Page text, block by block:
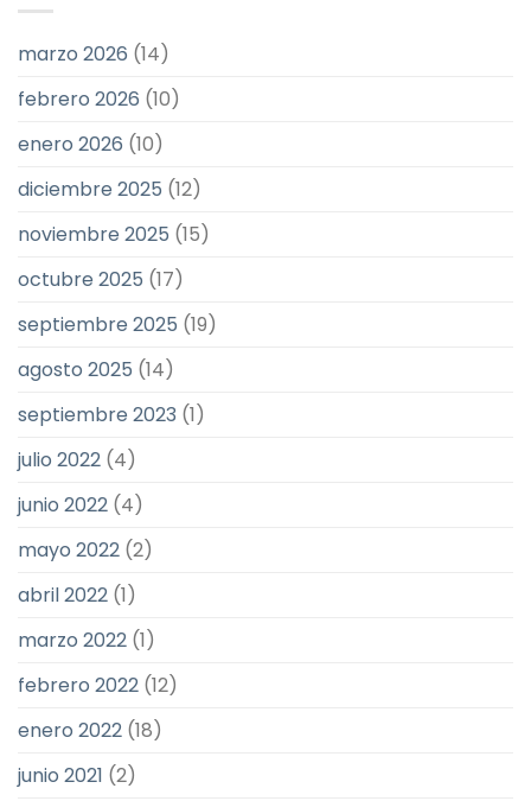
marzo 2026 (14)
febrero 2026 (10)
enero 2026 (10)
diciembre 2025 (12)
noviembre 2025 (15)
octubre 2025 (17)
septiembre 2025 (19)
agosto 2025 (14)
septiembre 2023 (1)
julio 2022 (4)
junio 2022 (4)
mayo 2022 (2)
abril 2022 (1)
marzo 2022 (1)
febrero 2022 (12)
enero 2022 (18)
junio 2021 (2)